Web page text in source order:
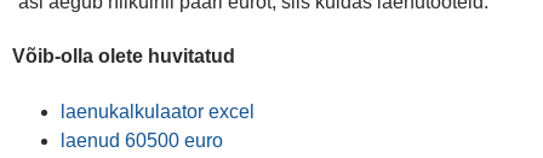
Võib-olla olete huvitatud
laenukalkulaator excel
laenud 60500 euro